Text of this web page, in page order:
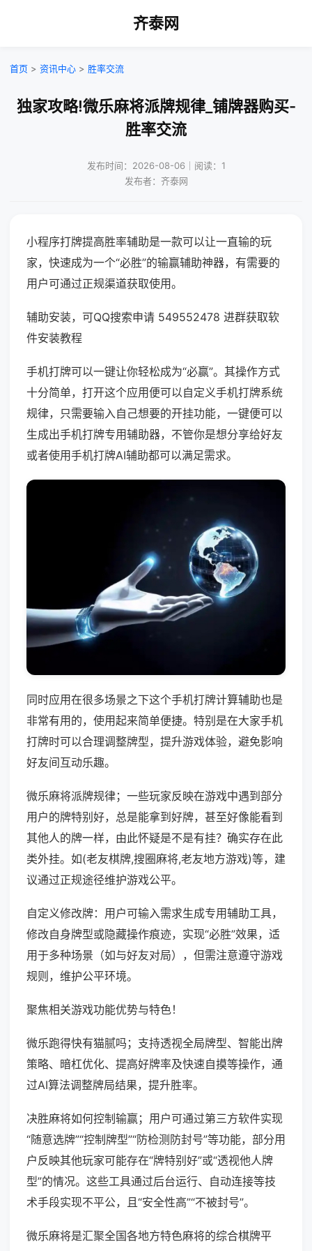
齐泰网
首页 > 资讯中心 > 胜率交流
独家攻略!微乐麻将派牌规律_铺牌器购买-
胜率交流
发布时间：2026-08-06｜阅读：1
发布者：齐泰网
小程序打牌提高胜率辅助是一款可以让一直输的玩
家，快速成为一个“必胜”的输赢辅助神器，有需要的
用户可通过正规渠道获取使用。
辅助安装，可QQ搜索申请 549552478 进群获取软
件安装教程
手机打牌可以一键让你轻松成为“必赢”。其操作方式
十分简单，打开这个应用便可以自定义手机打牌系统
规律，只需要输入自己想要的开挂功能，一键便可以
生成出手机打牌专用辅助器，不管你是想分享给好友
或者使用手机打牌AI辅助都可以满足需求。
同时应用在很多场景之下这个手机打牌计算辅助也是
非常有用的，使用起来简单便捷。特别是在大家手机
打牌时可以合理调整牌型，提升游戏体验，避免影响
好友间互动乐趣。
微乐麻将派牌规律；一些玩家反映在游戏中遇到部分
用户的牌特别好，总是能拿到好牌，甚至好像能看到
其他人的牌一样，由此怀疑是不是有挂？确实存在此
类外挂。如(老友棋牌,搜圈麻将,老友地方游戏)等，建
议通过正规途径维护游戏公平。
自定义修改牌：用户可输入需求生成专用辅助工具，
修改自身牌型或隐藏操作痕迹，实现“必胜”效果，适
用于多种场景（如与好友对局），但需注意遵守游戏
规则，维护公平环境。
聚焦相关游戏功能优势与特色！
微乐跑得快有猫腻吗；支持透视全局牌型、智能出牌
策略、暗杠优化、提高好牌率及快速自摸等操作，通
过AI算法调整牌局结果，提升胜率。
决胜麻将如何控制输赢；用户可通过第三方软件实现
“随意选牌”“控制牌型”“防检测防封号”等功能，部分用
户反映其他玩家可能存在“牌特别好”或“透视他人牌
型”的情况。这些工具通过后台运行、自动连接等技
术手段实现不平公，且“安全性高”“不被封号”。
微乐麻将是汇聚全国各地方特色麻将的综合棋牌平